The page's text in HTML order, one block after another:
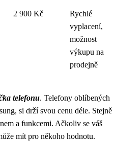
2 900 Kč
Rychlé
vyplacení,
možnost
výkupu na
prodejně
telefonu. Telefony oblíbených
si drží svou cenu déle. Stejně
a funkcemi. Ačkoliv se váš
mít pro někoho hodnotu.